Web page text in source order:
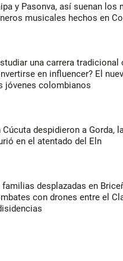
y Pasonva, así suenan los
musicales hechos en
una carrera tradicional
en influencer? El
jóvenes colombianos
Cúcuta despidieron a Gorda,
en el atentado del Eln
familias desplazadas en
con drones entre el